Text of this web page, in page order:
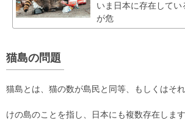
いま日本に存在してい
が危
猫島の問題
猫島とは、猫の数が島民と同等、もしくはそ
けの島のことを指し、日本にも複数存在しま